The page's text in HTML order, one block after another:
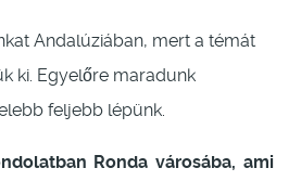
Andalúziában, mert a témát
ki. Egyelőre maradunk
feljebb lépünk.
Ronda városába, ami